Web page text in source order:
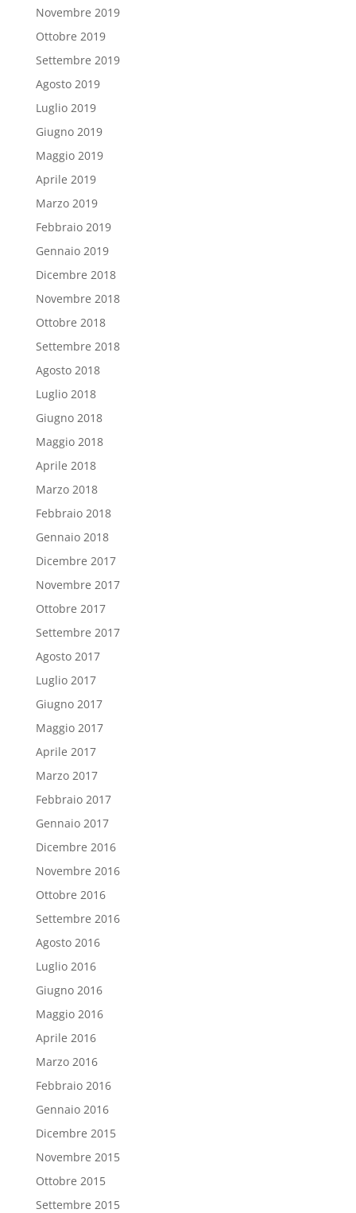
Novembre 2019
Ottobre 2019
Settembre 2019
Agosto 2019
Luglio 2019
Giugno 2019
Maggio 2019
Aprile 2019
Marzo 2019
Febbraio 2019
Gennaio 2019
Dicembre 2018
Novembre 2018
Ottobre 2018
Settembre 2018
Agosto 2018
Luglio 2018
Giugno 2018
Maggio 2018
Aprile 2018
Marzo 2018
Febbraio 2018
Gennaio 2018
Dicembre 2017
Novembre 2017
Ottobre 2017
Settembre 2017
Agosto 2017
Luglio 2017
Giugno 2017
Maggio 2017
Aprile 2017
Marzo 2017
Febbraio 2017
Gennaio 2017
Dicembre 2016
Novembre 2016
Ottobre 2016
Settembre 2016
Agosto 2016
Luglio 2016
Giugno 2016
Maggio 2016
Aprile 2016
Marzo 2016
Febbraio 2016
Gennaio 2016
Dicembre 2015
Novembre 2015
Ottobre 2015
Settembre 2015